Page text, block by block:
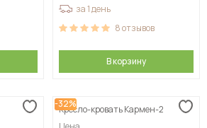
за 1 день
8отзывов
В корзину
-32%
Кресло-кровать Кармен-2